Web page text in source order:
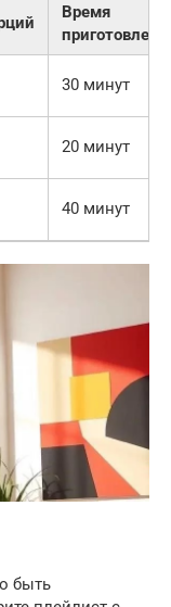
Время
30 минут
20 минут
40 минут
быть